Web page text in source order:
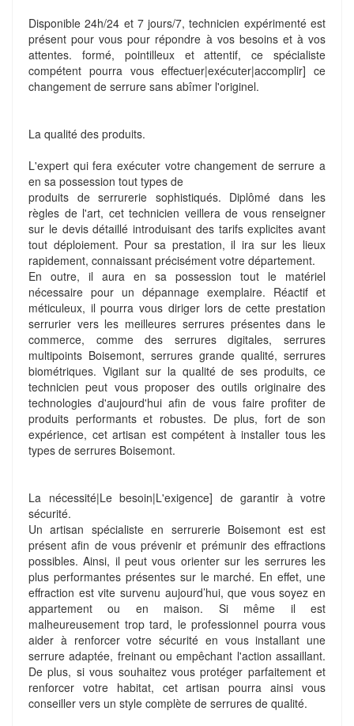
Disponible 24h/24 et 7 jours/7, technicien expérimenté est
présent pour vous pour répondre à vos besoins et à vos
attentes. formé, pointilleux et attentif, ce spécialiste
compétent pourra vous effectuer|exécuter|accomplir] ce
changement de serrure sans abîmer l'originel.
La qualité des produits.
L'expert qui fera exécuter votre changement de serrure a
en sa possession tout types de
produits de serrurerie sophistiqués. Diplômé dans les
règles de l'art, cet technicien veillera de vous renseigner
sur le devis détaillé introduisant des tarifs explicites avant
tout déploiement. Pour sa prestation, il ira sur les lieux
rapidement, connaissant précisément votre département.
En outre, il aura en sa possession tout le matériel
nécessaire pour un dépannage exemplaire. Réactif et
méticuleux, il pourra vous diriger lors de cette prestation
serrurier vers les meilleures serrures présentes dans le
commerce, comme des serrures digitales, serrures
multipoints Boisemont, serrures grande qualité, serrures
biométriques. Vigilant sur la qualité de ses produits, ce
technicien peut vous proposer des outils originaire des
technologies d'aujourd'hui afin de vous faire profiter de
produits performants et robustes. De plus, fort de son
expérience, cet artisan est compétent à installer tous les
types de serrures Boisemont.
La nécessité|Le besoin|L'exigence] de garantir à votre
sécurité.
Un artisan spécialiste en serrurerie Boisemont est est
présent afin de vous prévenir et prémunir des effractions
possibles. Ainsi, il peut vous orienter sur les serrures les
plus performantes présentes sur le marché. En effet, une
effraction est vite survenu aujourd’hui, que vous soyez en
appartement ou en maison. Si même il est
malheureusement trop tard, le professionnel pourra vous
aider à renforcer votre sécurité en vous installant une
serrure adaptée, freinant ou empêchant l'action assaillant.
De plus, si vous souhaitez vous protéger parfaitement et
renforcer votre habitat, cet artisan pourra ainsi vous
conseiller vers un style complète de serrures de qualité.